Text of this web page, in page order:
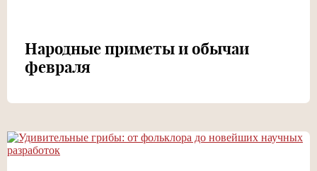
Народные приметы и обычаи
февраля